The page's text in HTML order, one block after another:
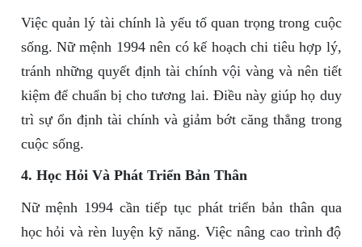
Việc quản lý tài chính là yếu tố quan trọng trong cuộc
sống. Nữ mệnh 1994 nên có kế hoạch chi tiêu hợp lý,
tránh những quyết định tài chính vội vàng và nên tiết
kiệm để chuẩn bị cho tương lai. Điều này giúp họ duy
trì sự ổn định tài chính và giảm bớt căng thẳng trong
cuộc sống.
4. Học Hỏi Và Phát Triển Bản Thân
Nữ mệnh 1994 cần tiếp tục phát triển bản thân qua
học hỏi và rèn luyện kỹ năng. Việc nâng cao trình độ